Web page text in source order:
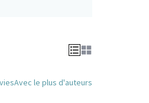
Avec le plus d'auteurs